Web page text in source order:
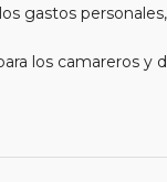
gastos
los camareros y